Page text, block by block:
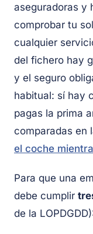
aseguradoras y
comprobar tu
cualquier
del fichero hay
y el seguro
habitual: sí hay
pagas la prima
comparadas en
el coche
Para que una
debe cumplir
de la